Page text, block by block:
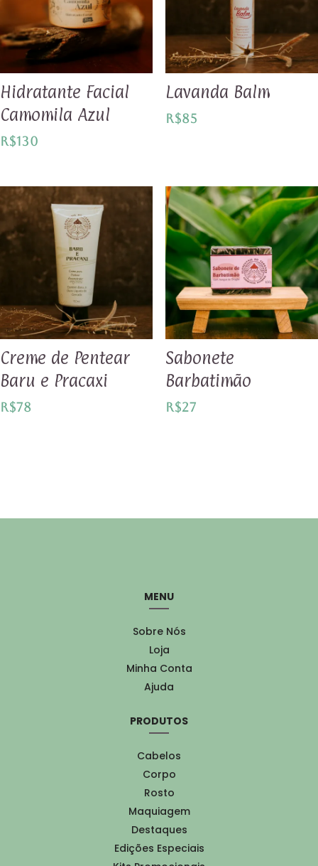
Hidratante Facial
Camomila Azul
R$130
Lavanda Balm
R$85
Creme de Pentear
Baru e Pracaxi
R$78
Sabonete
Barbatimão
R$27
MENU
Sobre Nós
Loja
Minha Conta
Ajuda
PRODUTOS
Cabelos
Corpo
Rosto
Maquiagem
Destaques
Edições Especiais